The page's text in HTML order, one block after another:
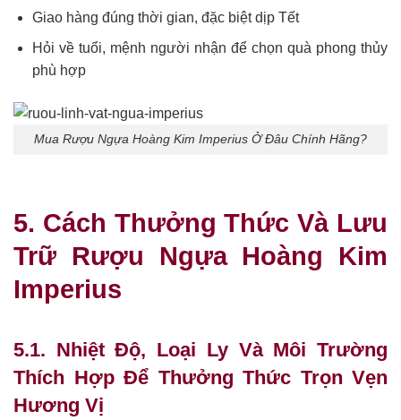
Giao hàng đúng thời gian, đặc biệt dịp Tết
Hỏi về tuổi, mệnh người nhận để chọn quà phong thủy
phù hợp
Mua Rượu Ngựa Hoàng Kim Imperius Ở Đâu Chính Hãng?
5. Cách Thưởng Thức Và Lưu
Trữ Rượu Ngựa Hoàng Kim
Imperius
5.1. Nhiệt Độ, Loại Ly Và Môi Trường
Thích Hợp Để Thưởng Thức Trọn Vẹn
Hương Vị